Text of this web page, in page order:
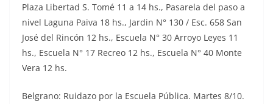
Plaza Libertad S. Tomé 11 a 14 hs., Pasarela del paso a
nivel Laguna Paiva 18 hs., Jardin N° 130 / Esc. 658 San
José del Rincón 12 hs., Escuela N° 30 Arroyo Leyes 11
hs., Escuela N° 17 Recreo 12 hs., Escuela N° 40 Monte
Vera 12 hs.
Belgrano: Ruidazo por la Escuela Pública. Martes 8/10.